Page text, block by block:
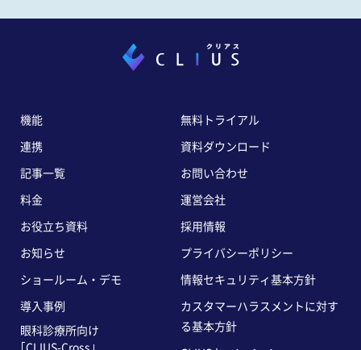
機能
連携
記事一覧
料金
お役立ち資料
お知らせ
ショールーム・デモ
導入事例
眼科診療所向け
｢CLIUS-Cross｣
無料トライアル
資料ダウンロード
お問い合わせ
運営会社
採用情報
プライバシーポリシー
情報セキュリティ基本方針
カスタマーハラスメントに対す
る基本方針